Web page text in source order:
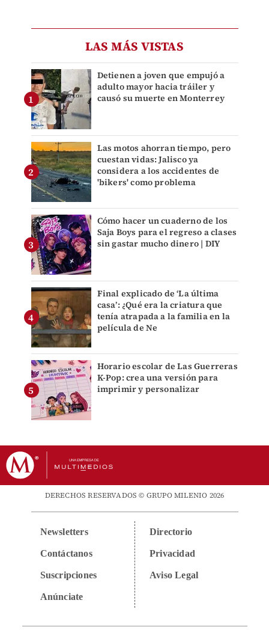
LAS MÁS VISTAS
Detienen a joven que empujó a
adulto mayor hacia tráiler y
causó su muerte en Monterrey
Las motos ahorran tiempo, pero
cuestan vidas: Jalisco ya
considera a los accidentes de
'bikers' como problema
Cómo hacer un cuaderno de los
Saja Boys para el regreso a clases
sin gastar mucho dinero | DIY
Final explicado de ‘La última
casa’: ¿Qué era la criatura que
tenía atrapada a la familia en la
película de Ne
Horario escolar de Las Guerreras
K-Pop: crea una versión para
imprimir y personalizar
DERECHOS RESERVADOS © GRUPO MILENIO 2026
Newsletters
Contáctanos
Suscripciones
Anúnciate
Directorio
Privacidad
Aviso Legal